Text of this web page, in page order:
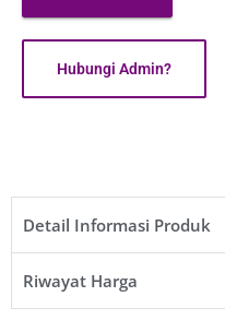
Hubungi Admin?
Detail Informasi Produk​
Riwayat Harga​